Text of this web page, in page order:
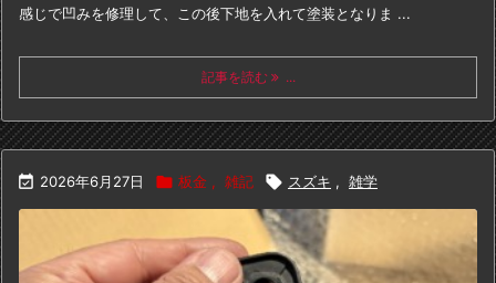
感じで凹みを修理して、 この後下地を入れて塗装となりま ...
記事を読む ...
 2026年6月27日  板金 , 雑記  スズキ , 雑学